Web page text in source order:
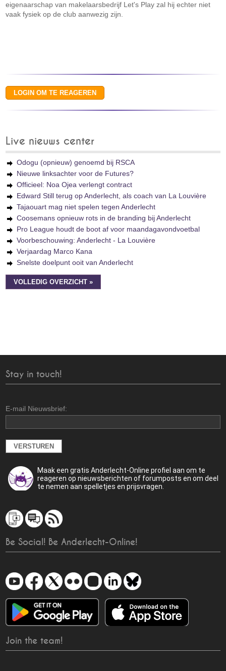
eigenaarschap van makelaarsbedrijf Let's Play zal hij echter niet
vaak fysiek op de club aanwezig zijn.
Live nieuws center
Odogu (opnieuw) genoemd bij RSCA
Nieuwe linksachter voor de Futures?
Officieel: Noa Ojea verlengt contract
Edward Still terug op Anderlecht, als coach van La Louvière
Tajaouart mag niet spelen tegen Anderlecht
Coosemans opnieuw rots in de branding bij Anderlecht
Pro League houdt de boot af voor maandagavondvoetbal
Voorbeschouwing: Anderlecht - La Louvière
Verjaardag Marco Kana
Snelste doelpunt ooit van Anderlecht
VOLLEDIG OVERZICHT »
Stay in touch!
E-mail Nieuwsbrief:
Maak een gratis Anderlecht-Online profiel aan om te
reageren op nieuwsberichten of forumposts en om deel
te nemen aan spelletjes en prijsvragen.
Be Social! Be Anderlecht-Online!
Join the team!